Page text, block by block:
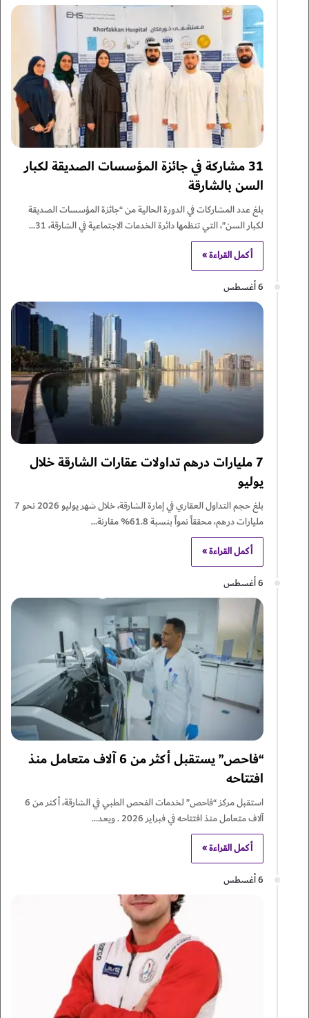
31 مشاركة في جائزة المؤسسات الصديقة لكبار
السن بالشارقة
بلغ عدد المشاركات في الدورة الحالية من “جائزة المؤسسات الصديقة
لكبار السن”، التي تنظمها دائرة الخدمات الاجتماعية في الشارقة، 31…
أكمل القراءة »
6 أغسطس
7 مليارات درهم تداولات عقارات الشارقة خلال
يوليو
بلغ حجم التداول العقاري في إمارة الشارقة، خلال شهر يوليو 2026 نحو 7
مليارات درهم، محققاً نمواً بنسبة 61.8% مقارنة…
أكمل القراءة »
6 أغسطس
“فاحص” يستقبل أكثر من 6 آلاف متعامل منذ
افتتاحه
استقبل مركز “فاحص” لخدمات الفحص الطبي في الشارقة، أكثر من 6
آلاف متعامل منذ افتتاحه في فبراير 2026 . ويعد…
أكمل القراءة »
6 أغسطس